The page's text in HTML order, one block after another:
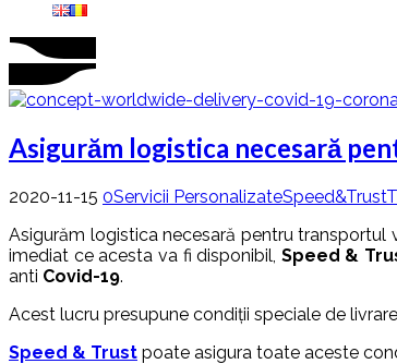
Asigurăm logistica necesară
2020-11-15 0Servicii PersonalizateSpeed&Trust
Asigurăm logistica necesară pentru transportul
imediat ce acesta va fi disponibil, Speed &
anti Covid-19.
Acest lucru presupune condiții speciale de
Speed & Trust poate asigura toate aceste